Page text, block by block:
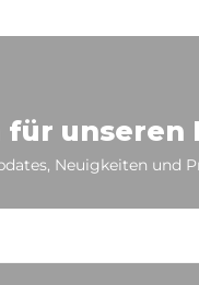
für
Neuigkeiten und